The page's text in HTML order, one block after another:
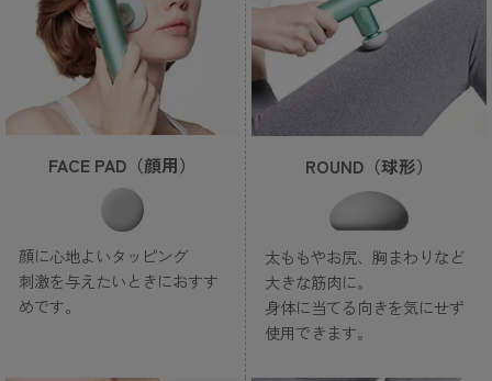
FACE PAD（顔用）
顔に心地よいタッピング
刺激を与えたいときにおすす
めです。
ROUND（球形）
太ももやお尻、胸まわりなど
大きな筋肉に。
身体に当てる向きを気にせず
使用できます。